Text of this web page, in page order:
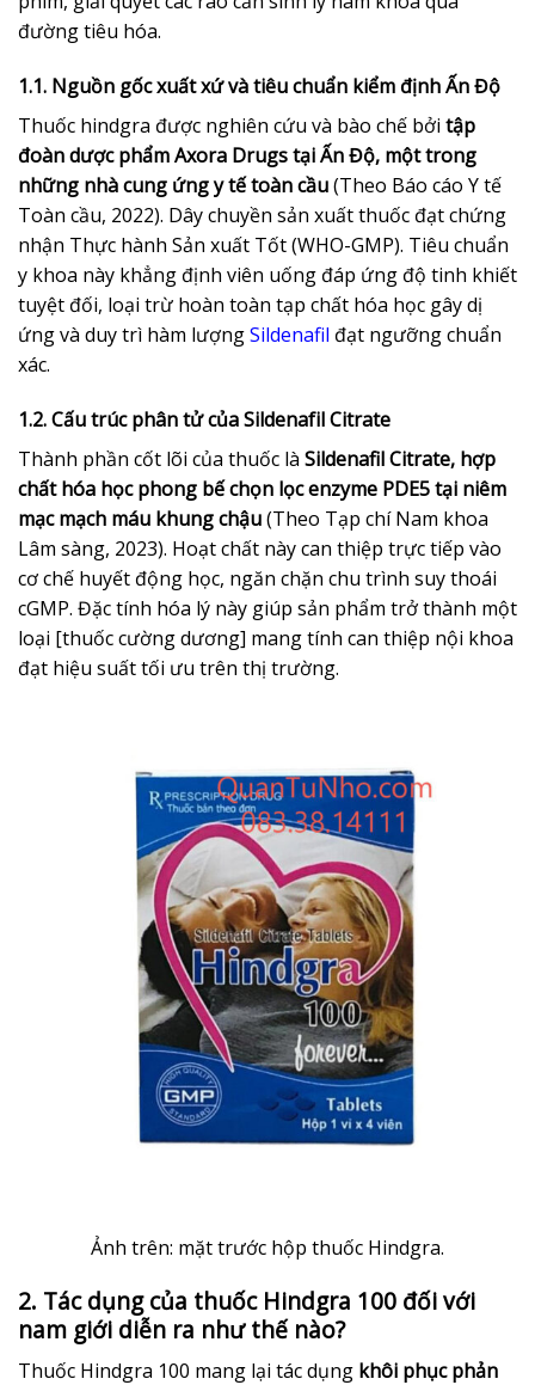
đường tiêu hóa.
1.1. Nguồn gốc xuất xứ và tiêu chuẩn kiểm định Ấn Độ
Thuốc hindgra được nghiên cứu và bào chế bởi tập
đoàn dược phẩm Axora Drugs tại Ấn Độ, một trong
những nhà cung ứng y tế toàn cầu(Theo Báo cáo Y tế
Toàn cầu, 2022). Dây chuyền sản xuất thuốc đạt chứng
nhận Thực hành Sản xuất Tốt (WHO-GMP). Tiêu chuẩn
y khoa này khẳng định viên uống đáp ứng độ tinh khiết
tuyệt đối, loại trừ hoàn toàn tạp chất hóa học gây dị
ứng và duy trì hàm lượngSildenafil đạt ngưỡng chuẩn
xác.
1.2. Cấu trúc phân tử của Sildenafil Citrate
Thành phần cốt lõi của thuốc là Sildenafil Citrate, hợp
chất hóa học phong bế chọn lọc enzyme PDE5 tại niêm
mạc mạch máu khung chậu(Theo Tạp chí Nam khoa
Lâm sàng, 2023). Hoạt chất này can thiệp trực tiếp vào
cơ chế huyết động học, ngăn chặn chu trình suy thoái
cGMP. Đặc tính hóa lý này giúp sản phẩm trở thành một
loại [thuốc cường dương] mang tính can thiệp nội khoa
đạt hiệu suất tối ưu trên thị trường.
Ảnh trên: mặt trước hộp thuốc Hindgra.
2. Tác dụng của thuốc Hindgra 100 đối với
nam giới diễn ra như thế nào?
Thuốc Hindgra 100 mang lại tác dụng khôi phục phản